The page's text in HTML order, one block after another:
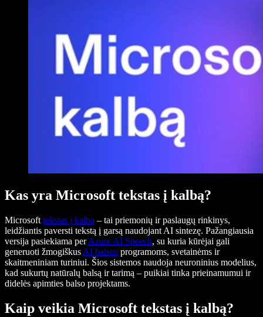
Kas yra Microsoft tekstas į kalbą?
Microsoft tekstas į kalbą – tai priemonių ir paslaugų rinkinys,
leidžiantis paversti tekstą į garsą naudojant AI sintezę. Pažangiausia
versija pasiekiama perAzure AI Speech, su kuria kūrėjai gali
generuoti žmogiškus AI balsus programoms, svetainėms ir
skaitmeniniam turiniui. Šios sistemos naudoja neuroninius modelius,
kad sukurtų natūralų balsą ir tarimą – puikiai tinka prieinamumui ir
didelės apimties balso projektams.
Kaip veikia Microsoft tekstas į kalbą?